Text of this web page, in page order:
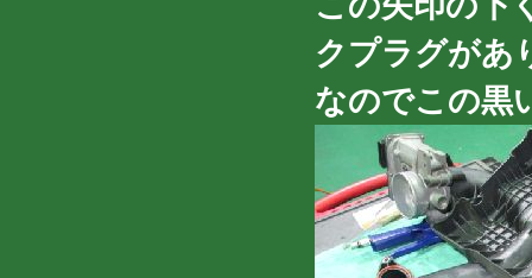
クプラグがあ
なのでこの黒